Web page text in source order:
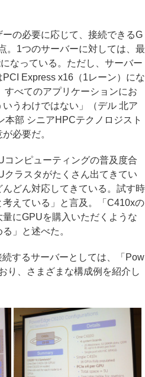
の必要に応じて、接続できるG
。1つのサーバーに対しては、最
なっている。ただし、サーバー
Express x16（1レーン）にな
すべてのアプリケーションにお
うわけではない」（デル 北ア
本部 シニアHPCテクノロジスト
必要だ。
ンピューティングの普及度合
クラスタがたくさん出てきてい
どん対応してきている。試す時
えている」と言及。「C410xの
にGPUを購入いただくような
」と述べた。
するサーバーとしては、「Pow
り、さまざまな構成例を紹介し